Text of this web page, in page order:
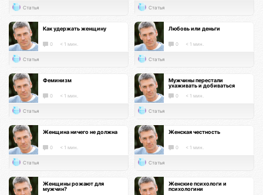
Статья Статья
Как удержать женщину
0 < 1 мин.
Статья
Любовь или деньги
0 < 1 мин.
Статья
Феминизм
0 < 1 мин.
Статья
Мужчины перестали
ухаживать и добиваться
0 < 1 мин.
Статья
Женщина ничего не должна
0 < 1 мин.
Статья
Женская честность
0 < 1 мин.
Статья
Женщины рожают для
мужчин?
Женские психологи и
психологини